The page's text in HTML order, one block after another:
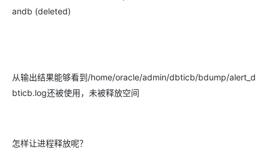
andb (deleted)
从输出结果能够看到/home/oracle/admin/dbticb/bdump/alert_d
bticb.log还被使用，未被释放空间
怎样让进程释放呢？